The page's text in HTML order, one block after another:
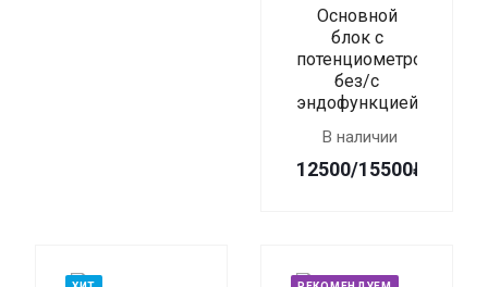
Основной
блок с
потенциометром
без/с
эндофункцией
В наличии
12500/15500₽